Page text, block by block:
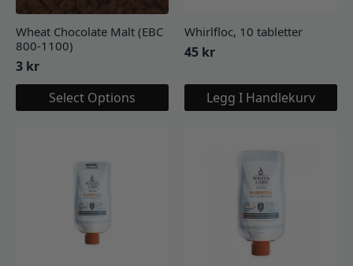
Wheat Chocolate Malt (EBC
800-1100)
3 kr
Select Options
Whirlfloc, 10 tabletter
45 kr
Legg I Handlekurv